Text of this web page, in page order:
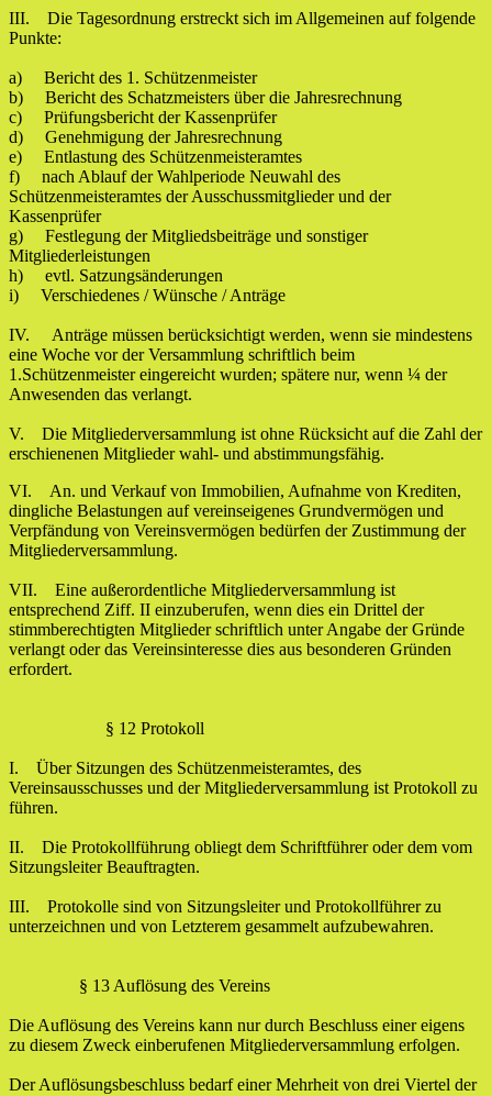
III. Die Tagesordnung erstreckt sich im Allgemeinen auf folgende
Punkte:
a) Bericht des 1. Schützenmeister
b) Bericht des Schatzmeisters über die Jahresrechnung
c) Prüfungsbericht der Kassenprüfer
d) Genehmigung der Jahresrechnung
e) Entlastung des Schützenmeisteramtes
f) nach Ablauf der Wahlperiode Neuwahl des
Schützenmeisteramtes der Ausschussmitglieder und der
Kassenprüfer
g) Festlegung der Mitgliedsbeiträge und sonstiger
Mitgliederleistungen
h) evtl. Satzungsänderungen
i) Verschiedenes / Wünsche / Anträge
IV. Anträge müssen berücksichtigt werden, wenn sie mindestens
eine Woche vor der Versammlung schriftlich beim
1.Schützenmeister eingereicht wurden; spätere nur, wenn ¼ der
Anwesenden das verlangt.
V. Die Mitgliederversammlung ist ohne Rücksicht auf die Zahl der
erschienenen Mitglieder wahl- und abstimmungsfähig.
VI. An. und Verkauf von Immobilien, Aufnahme von Krediten,
dingliche Belastungen auf vereinseigenes Grundvermögen und
Verpfändung von Vereinsvermögen bedürfen der Zustimmung der
Mitgliederversammlung.
VII. Eine außerordentliche Mitgliederversammlung ist
entsprechend Ziff. II einzuberufen, wenn dies ein Drittel der
stimmberechtigten Mitglieder schriftlich unter Angabe der Gründe
verlangt oder das Vereinsinteresse dies aus besonderen Gründen
erfordert.
§ 12 Protokoll
I. Über Sitzungen des Schützenmeisteramtes, des
Vereinsausschusses und der Mitgliederversammlung ist Protokoll zu
führen.
II. Die Protokollführung obliegt dem Schriftführer oder dem vom
Sitzungsleiter Beauftragten.
III. Protokolle sind von Sitzungsleiter und Protokollführer zu
unterzeichnen und von Letzterem gesammelt aufzubewahren.
§ 13 Auflösung des Vereins
Die Auflösung des Vereins kann nur durch Beschluss einer eigens
zu diesem Zweck einberufenen Mitgliederversammlung erfolgen.
Der Auflösungsbeschluss bedarf einer Mehrheit von drei Viertel der